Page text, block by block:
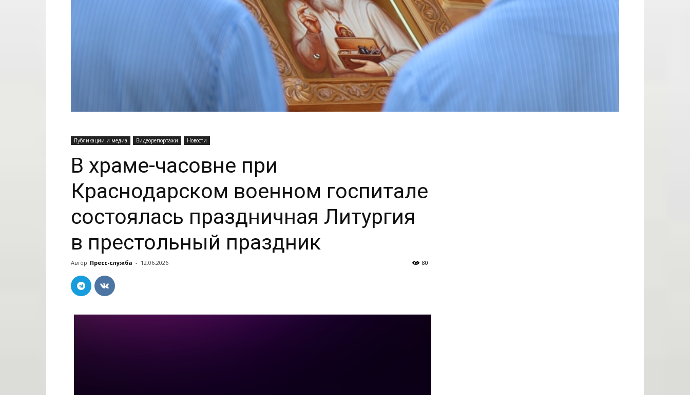
епархии
Публикации и медиа Видеорепортажи Новости
В храме-часовне при
Краснодарском военном госпитале
состоялась праздничная Литургия
в престольный праздник
Автор Пресс-служба - 12.06.2026 80